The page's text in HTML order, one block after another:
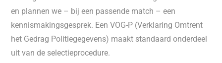
en plannen we – bij een passende match – een
kennismakingsgesprek. Een VOG-P (Verklaring Omtrent
het Gedrag Politiegegevens) maakt standaard onderdeel
uit van de selectieprocedure.